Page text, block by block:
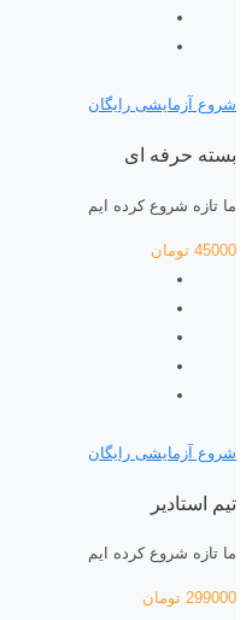
شروع آزمایشی رایگان
بسته حرفه ای
ما تازه شروع کرده ایم
45000 تومان
شروع آزمایشی رایگان
تیم استادیر
ما تازه شروع کرده ایم
299000 تومان